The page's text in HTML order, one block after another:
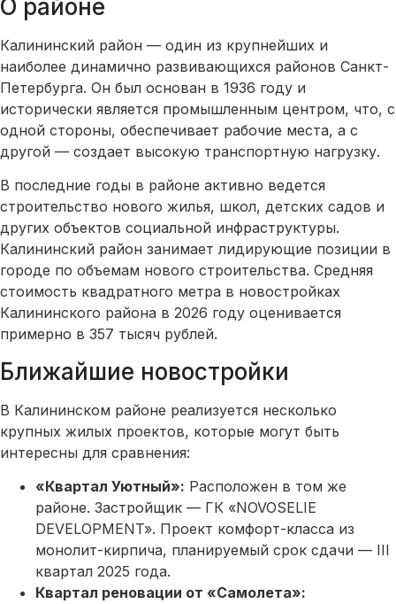
О районе
Калининский район — один из крупнейших и
наиболее динамично развивающихся районов Санкт-
Петербурга. Он был основан в 1936 году и
исторически является промышленным центром, что, с
одной стороны, обеспечивает рабочие места, а с
другой — создает высокую транспортную нагрузку.
В последние годы в районе активно ведется
строительство нового жилья, школ, детских садов и
других объектов социальной инфраструктуры.
Калининский район занимает лидирующие позиции в
городе по объемам нового строительства. Средняя
стоимость квадратного метра в новостройках
Калининского района в 2026 году оценивается
примерно в 357 тысяч рублей.
Ближайшие новостройки
В Калининском районе реализуется несколько
крупных жилых проектов, которые могут быть
интересны для сравнения:
«Квартал Уютный»: Расположен в том же
районе. Застройщик — ГК «NOVOSELIE
DEVELOPMENT». Проект комфорт-класса из
монолит-кирпича, планируемый срок сдачи — III
квартал 2025 года.
Квартал реновации от «Самолета»: